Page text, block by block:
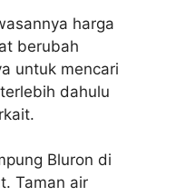
harga
berubah
untuk mencari
dahulu
Bluron di
Taman air